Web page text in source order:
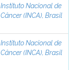
Instituto Nacional de
Câncer (INCA), Brasil
Instituto Nacional de
Câncer (INCA), Brasil